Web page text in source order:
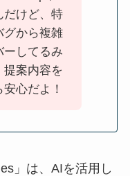
だけど、特
グから複雑
ーしてるみ
提案内容を
心だよ！
」は、AIを活用し